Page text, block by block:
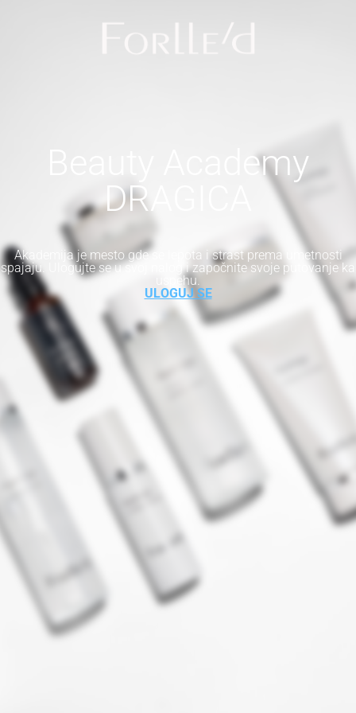
Beauty Academy
DRAGICA
Akademija je mesto gde se lepota i strast prema umetnosti
spajaju. Ulogujte se u svoj nalog i započnite svoje putovanje ka
uspehu.
ULOGUJ SE